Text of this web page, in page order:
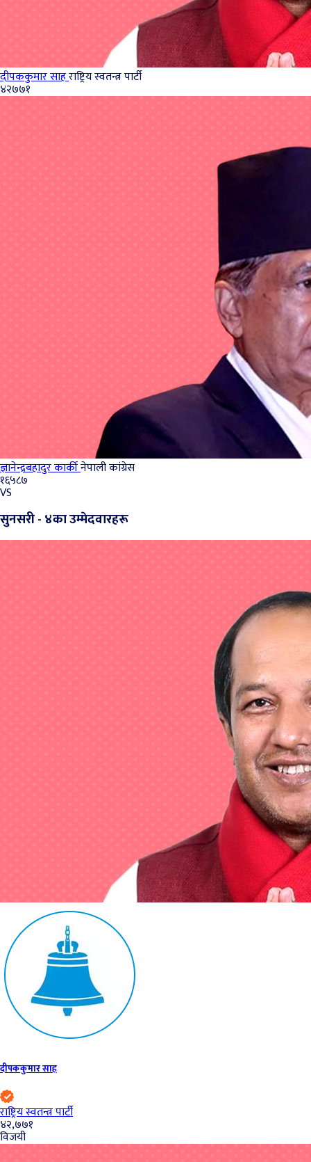
दीपककुमार साहराष्ट्रिय स्वतन्त्र पार्टी
४२७७१
ज्ञानेन्द्रबहादुर कार्कीनेपाली कांग्रेस
१६५८७
VS
सुनसरी - ४का उम्मेदवारहरू
दीपककुमार साह
राष्ट्रिय स्वतन्त्र पार्टी
४२,७७१
विजयी